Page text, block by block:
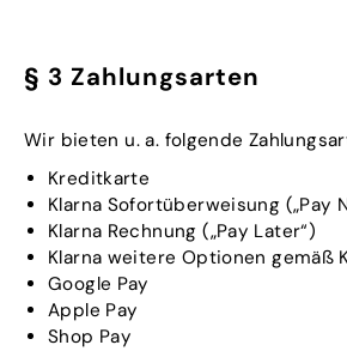
§ 3 Zahlungsarten
Wir bieten u. a. folgende
Kreditkarte
Klarna Sofortüberweisung („Pay
Klarna Rechnung („Pay Later“)
Klarna weitere Optionen gemäß
Google Pay
Apple Pay
Shop Pay